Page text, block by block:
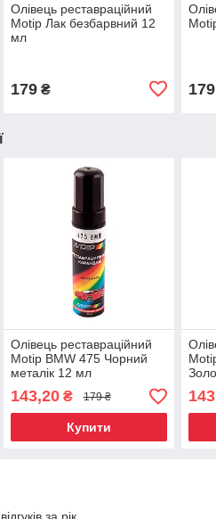
Олівець реставраційний
Motip Лак безбарвний 12
мл
179₴ 179
Олівець реставраційний
Motip BMW 475 Чорний
металік 12 мл
143,20₴ 179 ₴
Купити
12